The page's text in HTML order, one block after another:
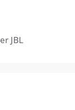
JBL